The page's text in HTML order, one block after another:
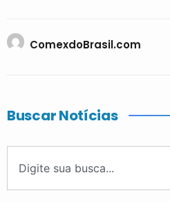
ComexdoBrasil.com
Buscar Notícias